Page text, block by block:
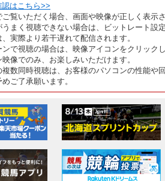
はこちら>>
覧いただく場合、画面や映像が正しく表示
うまく視聴できない場合は、ビットレート設
、実際より若干遅れて配信されます。
ンで視聴の場合は、映像アイコンをクリック
映像でのみ、お楽しみいただけます。
複数同時視聴は、お客様のパソコンの性能
ご了承願います。